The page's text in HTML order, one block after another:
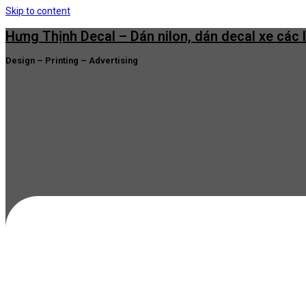
Skip to content
Hưng Thịnh Decal – Dán nilon, dán decal xe các
Design – Printing – Advertising